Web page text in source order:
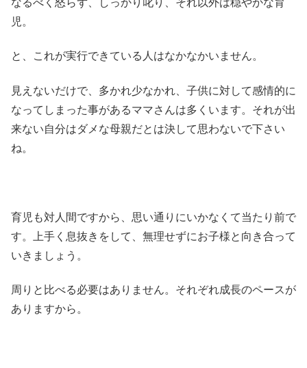
児。
と、これが実行できている人はなかなかいません。
見えないだけで、多かれ少なかれ、子供に対して感情的に
なってしまった事があるママさんは多くいます。それが出
来ない自分はダメな母親だとは決して思わないで下さい
ね。
育児も対人間ですから、思い通りにいかなくて当たり前で
す。上手く息抜きをして、無理せずにお子様と向き合って
いきましょう。
周りと比べる必要はありません。それぞれ成長のペースが
ありますから。